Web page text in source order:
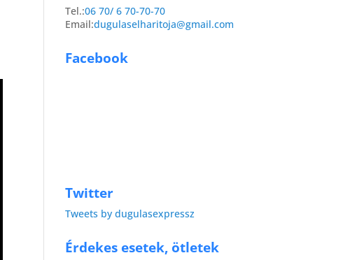
Tel.:06 70/ 6 70-70-70
Email:dugulaselharitoja@gmail.com
Facebook
Twitter
Tweets by dugulasexpressz
Érdekes esetek, ötletek